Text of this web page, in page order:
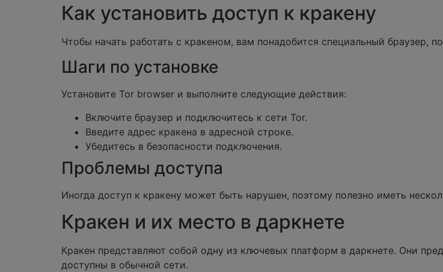
Как установить доступ к кракену
Чтобы начать работать с кракеном, вам понадобится специальный браузер,
Шаги по установке
Установите Tor browser и выполните следующие действия:
Включите браузер и подключитесь к сети Tor.
Введите адрес кракена в адресной строке.
Убедитесь в безопасности подключения.
Проблемы доступа
Иногда доступ к кракену может быть нарушен, поэтому полезно иметь
Кракен и их место в даркнете
Кракен представляют собой одну из ключевых платформ в даркнете. Они
доступны в обычной сети.